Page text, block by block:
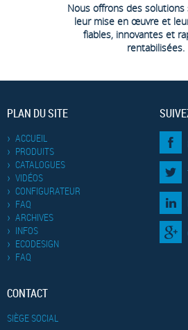
Nous offrons des solutions
leur mise en œuvre et
fiables, innovantes et
rentabilisées.
PLAN DU SITE
ACCUEIL
PRODUITS
CATALOGUES
VIDÉOS
CONFIGURATEUR
FAQ
ARCHIVES
INFOS
ECODESIGN
FAQ
CONTACT
SIÈGE SOCIAL